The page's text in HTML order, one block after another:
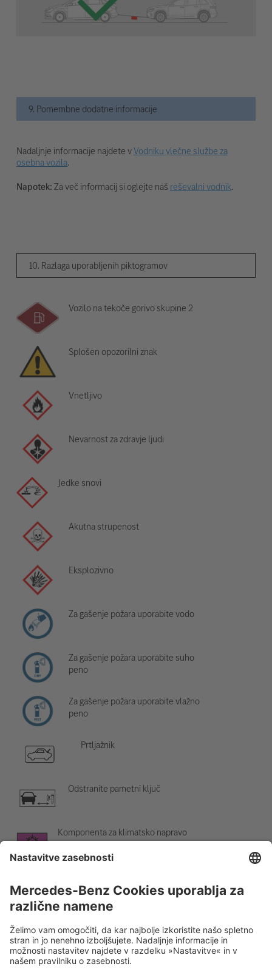
9. Pomembne dodatne informacije
Nadaljnje informacije najdete vVodniku vlečne službe za
osebna vozila.
Napotek:Za več informacij si oglejte naš reševalni vodnik.
10. Razlaga uporabljenih piktogramov
Vozilo na tekoče gorivo skupine 2
Splošen opozorilni znak
Vnetljivo
Nevarnost za zdravje ljudi
Jedke snovi
Akutna strupenost
Eksplozivno
Za gašenje požara uporabite vodo
Za gašenje požara uporabite suho
peno
Za gašenje požara uporabite vlažno
peno
Prtljažnik
Odstranite pametni ključ
Komponenta za klimatsko napravo